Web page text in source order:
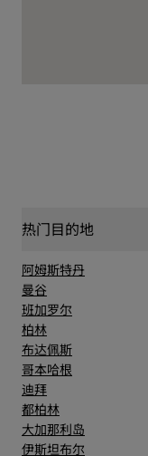
热门目的地
阿姆斯特丹
曼谷
班加罗尔
柏林
布达佩斯
哥本哈根
迪拜
都柏林
大加那利岛
伊斯坦布尔